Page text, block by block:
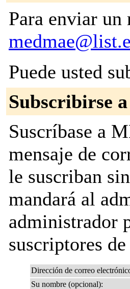
Para enviar
Puede usted
Subscribirse
Suscríbase a
mensaje de
le suscriban
mandará al
administrador
suscriptores
Dirección de correo
Su nombre (opcional):